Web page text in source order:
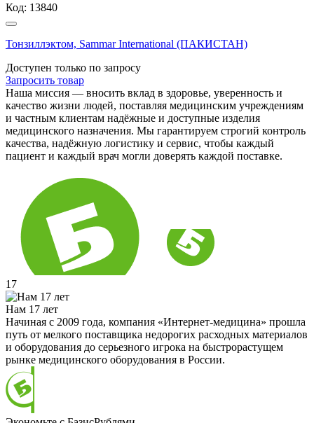
Код: 13840
Тонзиллэктом, Sammar International (ПАКИСТАН)
Доступен только по запросу
Запросить товар
Наша миссия — вносить вклад в здоровье, уверенность и
качество жизни людей, поставляя медицинским учреждениям
и частным клиентам надёжные и доступные изделия
медицинского назначения. Мы гарантируем строгий контроль
качества, надёжную логистику и сервис, чтобы каждый
пациент и каждый врач могли доверять каждой поставке.
17
Нам 17 лет
Начиная с 2009 года, компания «Интернет-медицина» прошла
путь от мелкого поставщика недорогих расходных материалов
и оборудования до серьезного игрока на быстрорастущем
рынке медицинского оборудования в России.